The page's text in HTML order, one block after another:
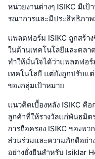
หน่วยงานต่างๆ ISIKC มีเ
รณาการและมีประสิทธิภา
แพลตฟอร์ม ISIKC ถูกสร้า
ในด้านเทคโนโลยีและตล
ทำให้มั่นใจได้ว่าแพลตฟอ
เทคโนโลยี แต่ยังถูกปรับแ
ของกลุ่มเป้าหมาย
แนวคิดเบื้องหลัง ISIKC คื
ลูกค้าที่ให้รางวัลแก่พันธมิ
การถือครอง ISIKC ของพ
ส่วนร่วมและความภักดีอย่า
อย่างยั่งยืนสำหรับ Isiklar